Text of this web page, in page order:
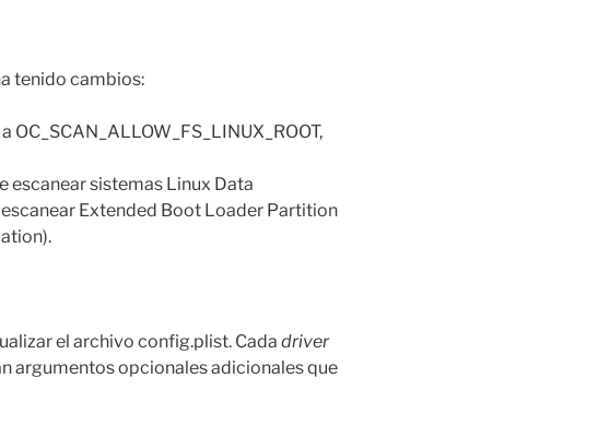
tenido cambios:
escanear sistemas Linux Data
Extended Boot Loader Partition
el archivo config.plist. Cada driver
argumentos opcionales adicionales que